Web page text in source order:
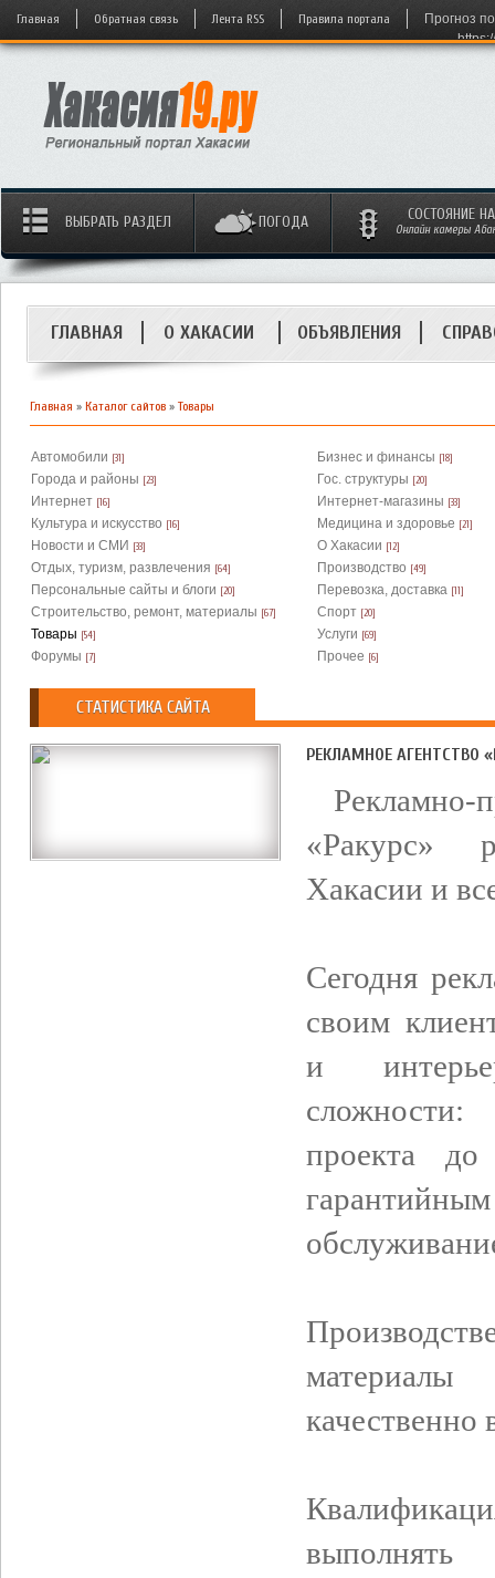
Главная Обратная связь Лента RSS Правила портала
Прогноз
ВЫБРАТЬ РАЗДЕЛ ПОГОДА СОСТОЯНИЕ
Онлайн камеры
ГЛАВНАЯ О ХАКАСИИ ОБЪЯВЛЕНИЯ
Главная » Каталог сайтов » Товары
Автомобили [31] Бизнес и финансы [18]
Города и районы [23] Гос. структуры [20]
Интернет [16] Интернет-магазины [33]
Культура и искусство [16] Медицина и здоровье [21]
Новости и СМИ [33] О Хакасии [12]
Отдых, туризм, развлечения [64] Производство [49]
Персональные сайты и блоги [20] Перевозка, доставка [11]
Строительство, ремонт, материалы [67] Спорт [20]
Товары [54] Услуги [69]
Форумы [7] Прочее [6]
СТАТИСТИКА САЙТА
РЕКЛАМНОЕ АГЕНТСТВО
«Ракурс»
Хакасии и
Сегодня
своим
и
проекта
качественно
выполнять